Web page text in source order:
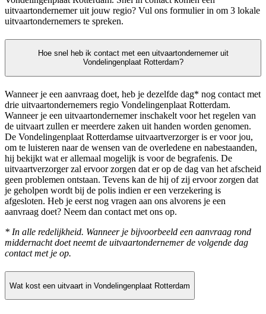
uitvaartondernemer uit jouw regio? Vul ons formulier in om 3 lokale
uitvaartondernemers te spreken.
Hoe snel heb ik contact met een uitvaartondernemer uit
Vondelingenplaat Rotterdam?
Wanneer je een aanvraag doet, heb je dezelfde dag* nog contact met
drie uitvaartondernemers regio Vondelingenplaat Rotterdam.
Wanneer je een uitvaartondernemer inschakelt voor het regelen van
de uitvaart zullen er meerdere zaken uit handen worden genomen.
De Vondelingenplaat Rotterdamse uitvaartverzorger is er voor jou,
om te luisteren naar de wensen van de overledene en nabestaanden,
hij bekijkt wat er allemaal mogelijk is voor de begrafenis. De
uitvaartverzorger zal ervoor zorgen dat er op de dag van het afscheid
geen problemen ontstaan. Tevens kan de hij of zij ervoor zorgen dat
je geholpen wordt bij de polis indien er een verzekering is
afgesloten. Heb je eerst nog vragen aan ons alvorens je een
aanvraag doet? Neem dan contact met ons op.
* In alle redelijkheid. Wanneer je bijvoorbeeld een aanvraag rond
middernacht doet neemt de uitvaartondernemer de volgende dag
contact met je op.
Wat kost een uitvaart in Vondelingenplaat Rotterdam